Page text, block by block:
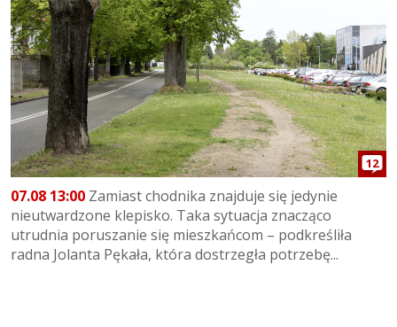
12
07.08 13:00 Zamiast chodnika znajduje się jedynie
nieutwardzone klepisko. Taka sytuacja znacząco
utrudnia poruszanie się mieszkańcom – podkreśliła
radna Jolanta Pękała, która dostrzegła potrzebę...